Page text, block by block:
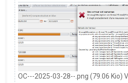
OC---2025-03-28--.png (79.06 Kio)